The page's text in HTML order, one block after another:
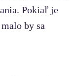
Pokiaľ je
by sa